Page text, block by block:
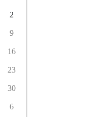
2
9
16
23
30
6